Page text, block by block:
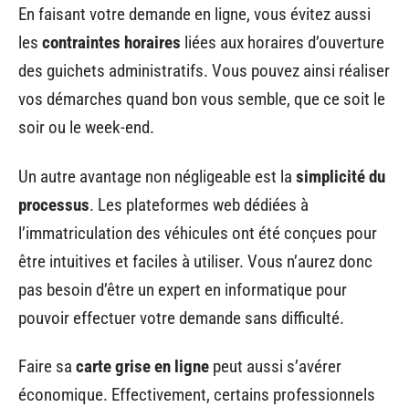
En faisant votre demande en ligne, vous évitez aussi
les contraintes horaires liées aux horaires d’ouverture
des guichets administratifs. Vous pouvez ainsi réaliser
vos démarches quand bon vous semble, que ce soit le
soir ou le week-end.
Un autre avantage non négligeable est la simplicité du
processus. Les plateformes web dédiées à
l’immatriculation des véhicules ont été conçues pour
être intuitives et faciles à utiliser. Vous n’aurez donc
pas besoin d’être un expert en informatique pour
pouvoir effectuer votre demande sans difficulté.
Faire sa carte grise en ligne peut aussi s’avérer
économique. Effectivement, certains professionnels